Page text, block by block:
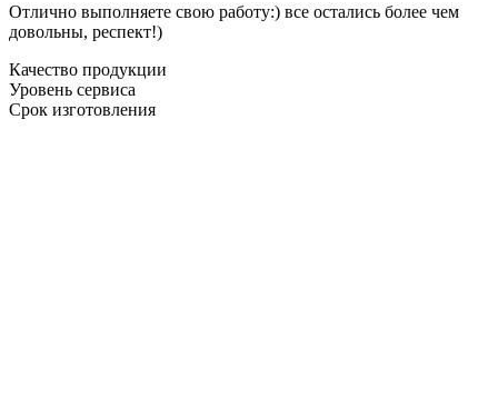
Отлично выполняете свою работу:) все остались более чем
довольны, респект!)
Качество продукции
Уровень сервиса
Срок изготовления